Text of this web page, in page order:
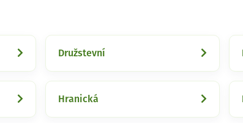
Družstevní
Hranická